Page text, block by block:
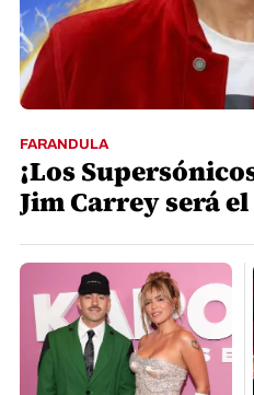
FARANDULA
¡Los
Jim Carrey será